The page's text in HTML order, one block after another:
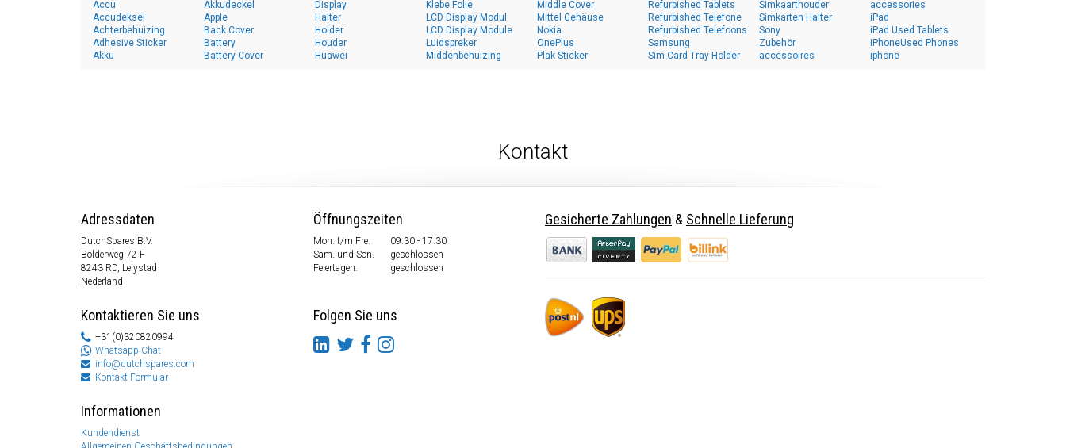
Accu
Accudeksel
Achterbehuizing
Adhesive Sticker
Akku
Akkudeckel
Apple
Back Cover
Battery
Battery Cover
Display
Halter
Holder
Houder
Huawei
Klebe Folie
LCD Display Modul
LCD Display Module
Luidspreker
Middenbehuizing
Middle Cover
Mittel Gehäuse
Nokia
OnePlus
Plak Sticker
Refurbished Tablets
Refurbished Telefone
Refurbished Telefoons
Samsung
Sim Card Tray Holder
Simkaarthouder
Simkarten Halter
Sony
Zubehör
accessoires
accessories
iPad
iPad Used Tablets
iPhoneUsed Phones
iphone
Kontakt
Adressdaten
DutchSpares B.V.
Bolderweg 72 F
8243 RD, Lelystad
Nederland
Kontaktieren Sie uns
+31(0)320820994
Whatsapp Chat
info@dutchspares.com
Kontakt Formular
Informationen
Kundendienst
Öffnungszeiten
Mon. t/m Fre.
09:30 - 17:30
Sam. und Son.
geschlossen
Feiertagen:
geschlossen
Folgen Sie uns
Gesicherte Zahlungen & Schnelle Lieferung